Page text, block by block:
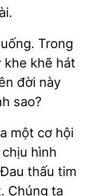
Trong
khe khẽ hát
đời này
sao?
một cơ hội
hình
thấu tim
Chúng ta